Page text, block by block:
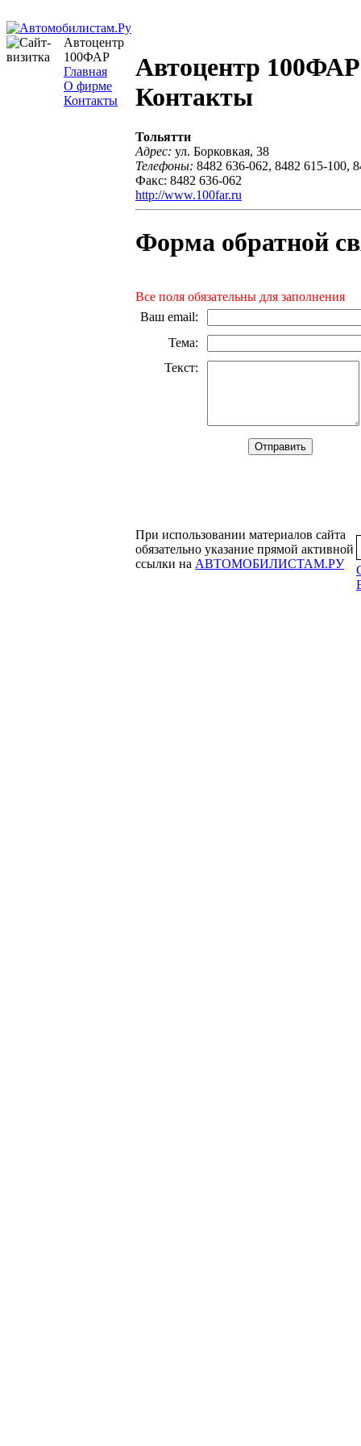
Автоцентр
100ФАР
Главная
О фирме
Контакты
Автоцентр
Контакты
Тольятти
Адрес: ул. Борковкая, 38
Телефоны: 8482 636-062, 8482 615-100,
Факс: 8482 636-062
http://www.100far.ru
Форма обратной
Все поля обязательны для заполнения
Ваш email:
Тема:
Текст:
При использовании материалов сайта
обязательно указание прямой активной
ссылки на АВТОМОБИЛИСТАМ.РУ